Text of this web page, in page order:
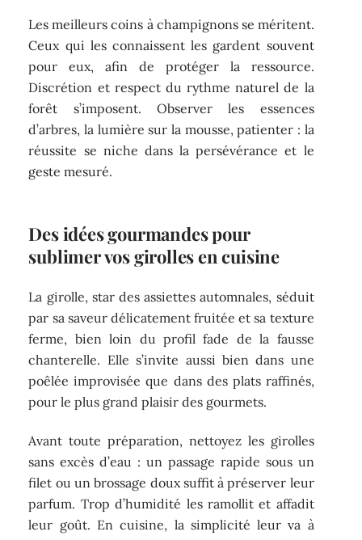
Les meilleurs coins à champignons se méritent.
Ceux qui les connaissent les gardent souvent
pour eux, afin de protéger la ressource.
Discrétion et respect du rythme naturel de la
forêt s’imposent. Observer les essences
d’arbres, la lumière sur la mousse, patienter : la
réussite se niche dans la persévérance et le
geste mesuré.
sublimer vos girolles en cuisine
La girolle, star des assiettes automnales, séduit
par sa saveur délicatement fruitée et sa texture
ferme, bien loin du profil fade de la fausse